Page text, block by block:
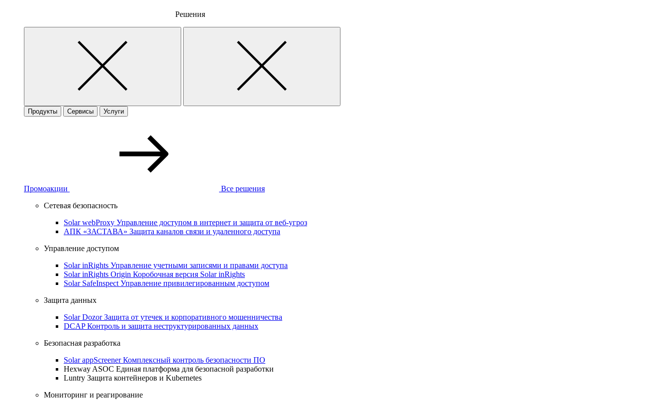
Решения
Продукты Сервисы Услуги
Промоакции
Все решения
Сетевая безопасность
Solar webProxy Управление доступом в интернет и защита от веб-угроз
АПК «ЗАСТАВА» Защита каналов связи и удаленного доступа
Управление доступом
Solar inRights Управление учетными записями и правами доступа
Solar inRights Origin Коробочная версия Solar inRights
Solar SafeInspect Управление привилегированным доступом
Защита данных
Solar DozorЗащита от утечек и корпоративного мошенничества
DCAPКонтроль и защита неструктурированных данных
Безопасная разработка
Solar appScreenerКомплексный контроль безопасности ПО
Hexway ASOC Единая платформа для безопасной разработки
Luntry Защита контейнеров и Kubernetes
Мониторинг и реагирование